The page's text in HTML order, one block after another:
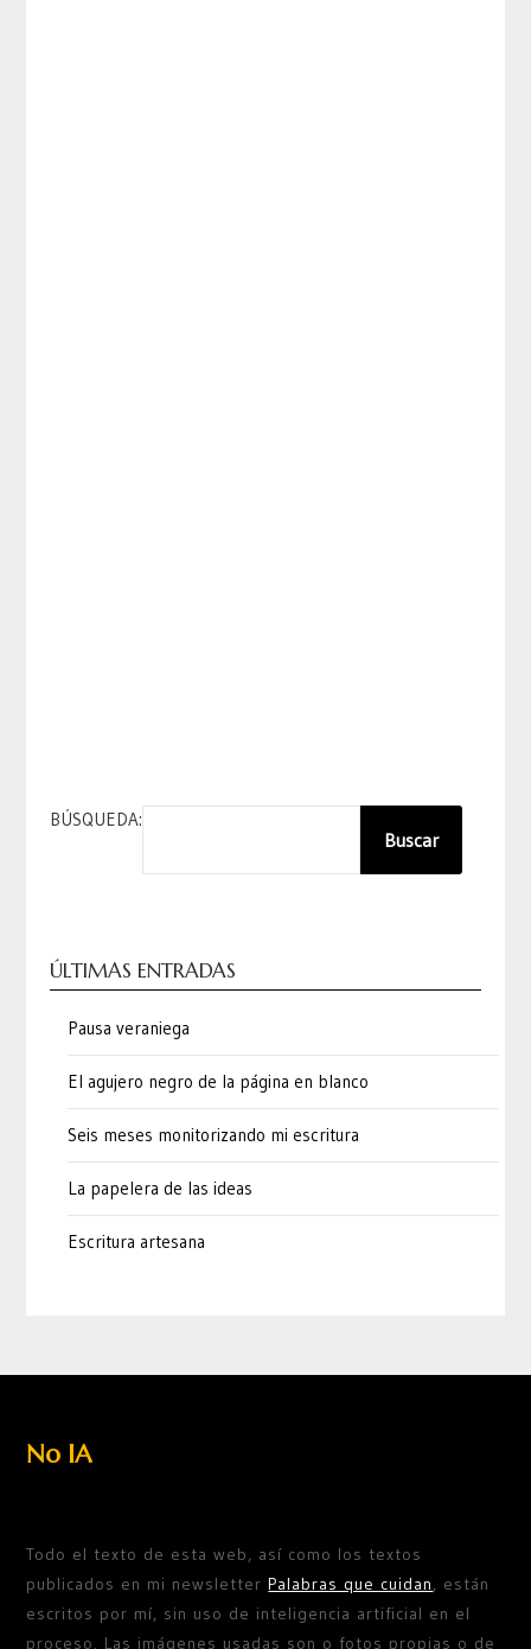
BÚSQUEDA:
Buscar
ÚLTIMAS ENTRADAS
Pausa veraniega
El agujero negro de la página en blanco
Seis meses monitorizando mi escritura
La papelera de las ideas
Escritura artesana
No IA
Todo el texto de esta web, así como los textos
publicados en mi newsletterPalabras que cuidan, están
escritos por mí, sin uso de inteligencia artificial en el
proceso. Las imágenes usadas son o fotos propias o de